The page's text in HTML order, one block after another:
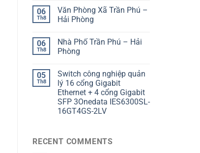
06
Th8
Văn Phòng Xã Trần Phú –
Hải Phòng
06
Th8
Nhà Phố Trần Phú – Hải
Phòng
05
Th8
Switch công nghiệp quản
lý 16 cổng Gigabit
Ethernet + 4 cổng Gigabit
SFP 3Onedata IES6300SL-
16GT4GS-2LV
RECENT COMMENTS